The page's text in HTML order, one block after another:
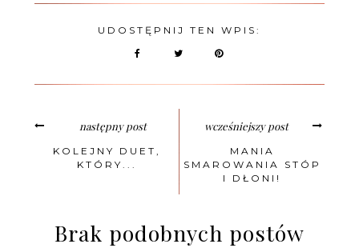
UDOSTĘPNIJ TEN WPIS:
następny post
KOLEJNY DUET,
KTÓRY...
wcześniejszy post
MANIA
SMAROWANIA STÓP
I DŁONI!
Brak podobnych postów